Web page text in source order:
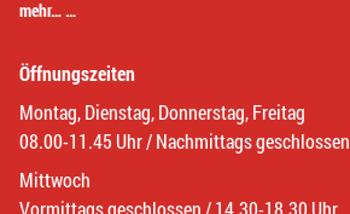
mehr… …
Öffnungszeiten
Montag, Dienstag, Donnerstag, Freitag
08.00-11.45 Uhr / Nachmittags geschlossen
Mittwoch
Vormittags geschlossen / 14.30-18.30 Uhr